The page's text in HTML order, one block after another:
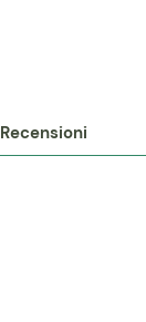
Recensioni